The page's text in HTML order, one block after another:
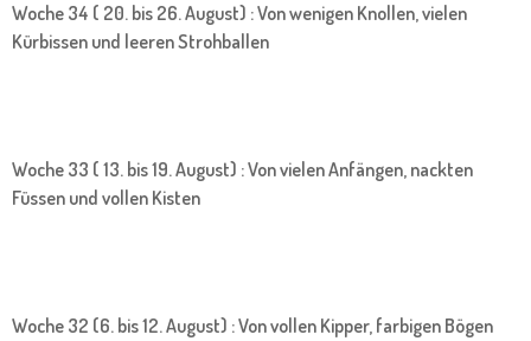
Woche 34 ( 20. bis 26. August) : Von wenigen Knollen, vielen
Kürbissen und leeren Strohballen
Woche 33 ( 13. bis 19. August) : Von vielen Anfängen, nackten
Füssen und vollen Kisten
Woche 32 (6. bis 12. August) : Von vollen Kipper, farbigen Bögen